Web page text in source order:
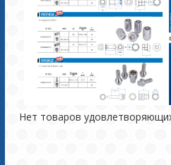
Нет товаров